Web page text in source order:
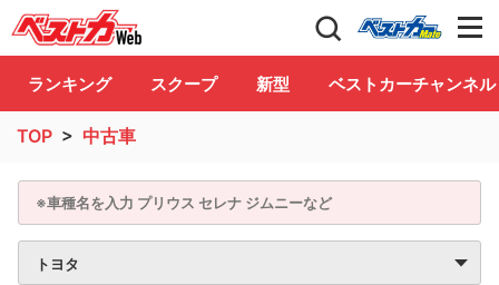
自動車情報誌「ベストカー」 Club
ランキング スクープ 新型 ベストカーチャンネル
TOP > 中古車